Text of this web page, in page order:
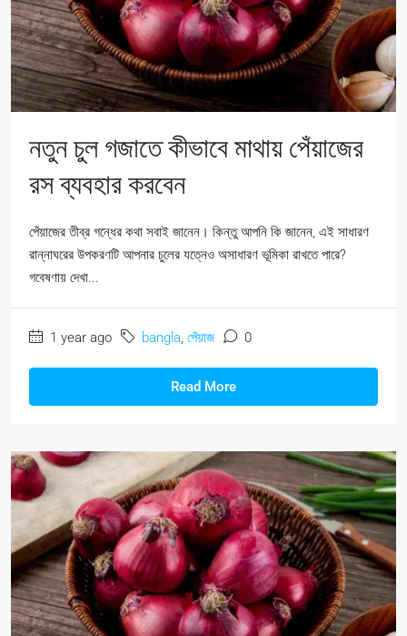
নতুন চুল গজাতে কীভাবে মাথায় পেঁয়াজের
রস ব্যবহার করবেন
পেঁয়াজের তীব্র গন্ধের কথা সবাই জানেন। কিন্তু আপনি কি জানেন, এই সাধারণ
রান্নাঘরের উপকরণটি আপনার চুলের যত্নেও অসাধারণ ভূমিকা রাখতে পারে?
গবেষণায় দেখা...
1 year ago bangla, পেঁয়াজ 0
Read More